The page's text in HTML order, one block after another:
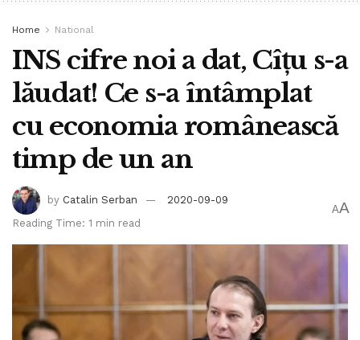
Home National
INS cifre noi a dat, Cîțu s-a
lăudat! Ce s-a întâmplat
cu economia românească
timp de un an
by Catalin Serban
2020-09-09
Reading Time: 1 min read
AA